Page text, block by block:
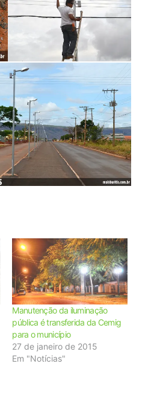
Manutenção da iluminação
pública é transferida da Cemig
para o município
27 de janeiro de 2015
Em "Notícias"